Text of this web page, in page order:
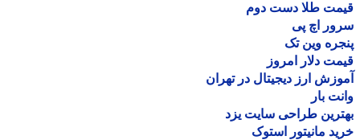
طلا دست دوم
اچ پی
وین تک
دلار امروز
ارز دیجیتال در تهران
بار
طراحی سایت یزد
مانیتور استوک